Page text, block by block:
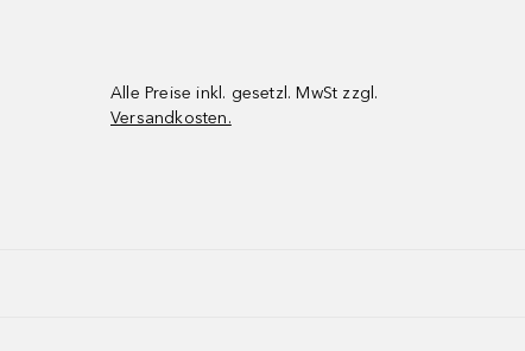
Alle Preise inkl. gesetzl. MwSt zzgl.
Versandkosten.